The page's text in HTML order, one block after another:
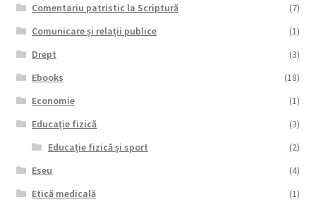
Comentariu patristic la Scriptură
(7)
Comunicare și relații publice
(1)
Drept
(3)
Ebooks
(18)
Economie
(1)
Educație fizică
(3)
Educație fizică și sport
(2)
Eseu
(4)
Etică medicală
(1)